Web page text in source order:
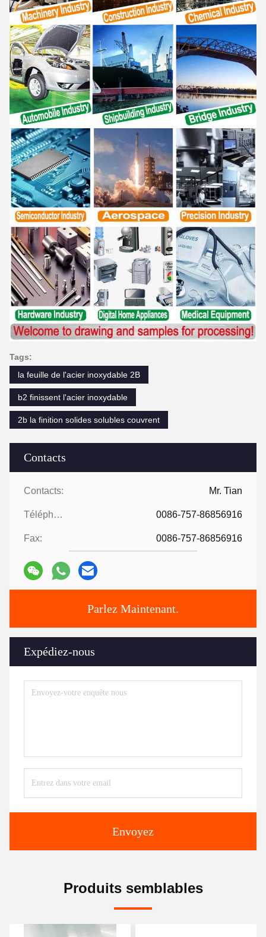
Contacts
Contacts: Mr. Tian
Téléphone: 0086-757-86856916
Fax: 0086-757-86856916
Parlez Maintenant.
Expédiez-nous
Envoyez
Tags:
la feuille de l'acier inoxydable 2B
b2 finissent l'acier inoxydable
2b la finition solides solubles couvrent
Produits semblables